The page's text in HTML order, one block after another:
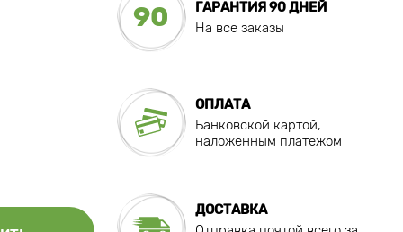
90
ГАРАНТИЯ 90 ДНЕЙ
На все заказы
ОПЛАТА
Банковской картой,
наложенным платежом
ДОСТАВКА